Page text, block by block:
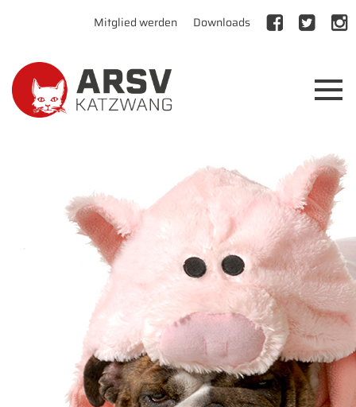
Mitglied werden Downloads